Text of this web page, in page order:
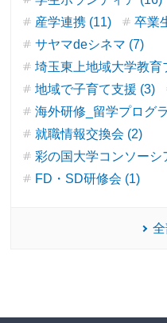
産学連携 (11)
卒業
サヤマdeシネマ (7)
埼玉東上地域大学教
地域で子育て支援 (3)
海外研修_留学プログ
就職情報交換会 (2)
彩の国大学コンソーシ
FD・SD研修会 (1)